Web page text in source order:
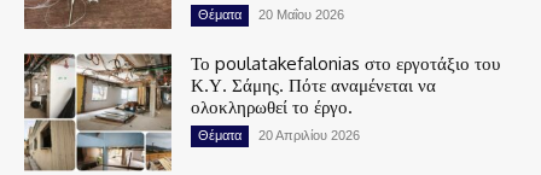
Θέματα 20 Μαΐου 2026
Το poulatakefalonias στο εργοτάξιο του
Κ.Υ. Σάμης. Πότε αναμένεται να
ολοκληρωθεί το έργο.
Θέματα 20 Απριλίου 2026